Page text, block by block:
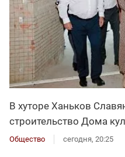
В хуторе Ханьков
строительство Дома
Общество сегодня, 20:25